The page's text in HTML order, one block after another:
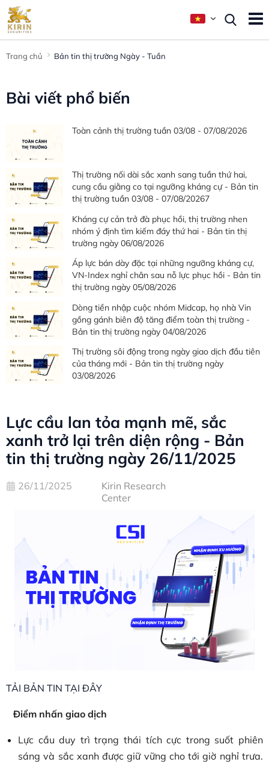
Trang chủ Bản tin thị trường Ngày - Tuần
Lực cầu lan tỏa mạnh mẽ, sắc
xanh trở lại trên diện rộng - Bản
tin thị trường ngày 26/11/2025
26/11/2025
Kirin Research
Center
TẢI BẢN TIN TẠI ĐÂY
Điểm nhấn giao dịch
Lực cầu duy trì trạng thái tích cực trong suốt phiên
sáng và sắc xanh được giữ vững cho tới giờ nghỉ trưa.
Bài viết phổ biến
Toàn cảnh thị trường tuần 03/08 - 07/08/2026
Thị trường nối dài sắc xanh sang tuần thứ hai,
cung cầu giằng co tại ngưỡng kháng cự - Bản tin
thị trường tuần 03/08 - 07/08/20267
Kháng cự cản trở đà phục hồi, thị trường nhen
nhóm ý định tìm kiếm đáy thứ hai - Bản tin thị
trường ngày 06/08/2026
Áp lực bán dày đặc tại những ngưỡng kháng cự,
VN-Index nghỉ chân sau nỗ lực phục hồi - Bản tin
thị trường ngày 05/08/2026
Dòng tiền nhập cuộc nhóm Midcap, họ nhà Vin
gồng gánh biên độ tăng điểm toàn thị trường -
Bản tin thị trường ngày 04/08/2026
Thị trường sôi động trong ngày giao dịch đầu tiên
của tháng mới - Bản tin thị trường ngày
03/08/2026